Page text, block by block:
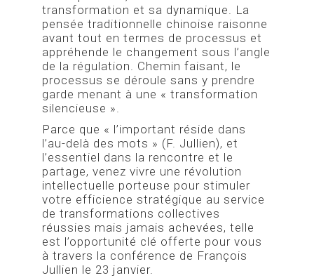
transformation et sa dynamique. La
pensée traditionnelle chinoise raisonne
avant tout en termes de processus et
appréhende le changement sous l’angle
de la régulation. Chemin faisant, le
processus se déroule sans y prendre
garde menant à une « transformation
silencieuse ».
Parce que « l’important réside dans
l’au-delà des mots » (F. Jullien), et
l’essentiel dans la rencontre et le
partage, venez vivre une révolution
intellectuelle porteuse pour stimuler
votre efficience stratégique au service
de transformations collectives
réussies mais jamais achevées, telle
est l’opportunité clé offerte pour vous
à travers la conférence de François
Jullien le 23 janvier.